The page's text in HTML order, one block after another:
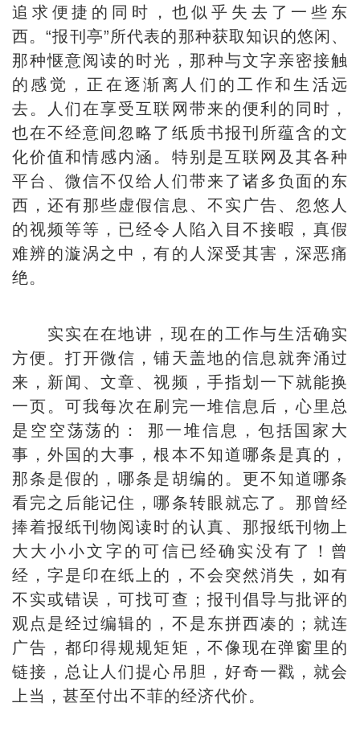
追求便捷的同时，也似乎失去了一些东
西。“报刊亭”所代表的那种获取知识的悠闲、
那种惬意阅读的时光，那种与文字亲密接触
的感觉，正在逐渐离人们的工作和生活远
去。人们在享受互联网带来的便利的同时，
也在不经意间忽略了纸质书报刊所蕴含的文
化价值和情感内涵。特别是互联网及其各种
平台、微信不仅给人们带来了诸多负面的东
西，还有那些虚假信息、不实广告、忽悠人
的视频等等，已经令人陷入目不接暇，真假
难辨的漩涡之中，有的人深受其害，深恶痛
绝。
实实在在地讲，现在的工作与生活确实
方便。打开微信，铺天盖地的信息就奔涌过
来，新闻、文章、视频，手指划一下就能换
一页。可我每次在刷完一堆信息后，心里总
是空空荡荡的： 那一堆信息，包括国家大
事，外国的大事，根本不知道哪条是真的，
那条是假的，哪条是胡编的。更不知道哪条
看完之后能记住，哪条转眼就忘了。那曾经
捧着报纸刊物阅读时的认真、那报纸刊物上
大大小小文字的可信已经确实没有了！曾
经，字是印在纸上的，不会突然消失，如有
不实或错误，可找可查；报刊倡导与批评的
观点是经过编辑的，不是东拼西凑的；就连
广告，都印得规规矩矩，不像现在弹窗里的
链接，总让人们提心吊胆，好奇一戳，就会
上当，甚至付出不菲的经济代价。